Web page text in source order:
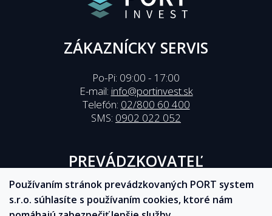
ZÁKAZNÍCKY SERVIS
Po-Pi: 09:00 - 17:00
E-mail: info@portinvest.sk
Telefón: 02/800 60 400
SMS: 0902 022 052
PREVÁDZKOVATEĽ
PORT System Slovakia s.r.o.
Kutlíkova 17
Používaním stránok prevádzkovaných PORT system
s.r.o. súhlasíte s používaním cookies, ktoré nám